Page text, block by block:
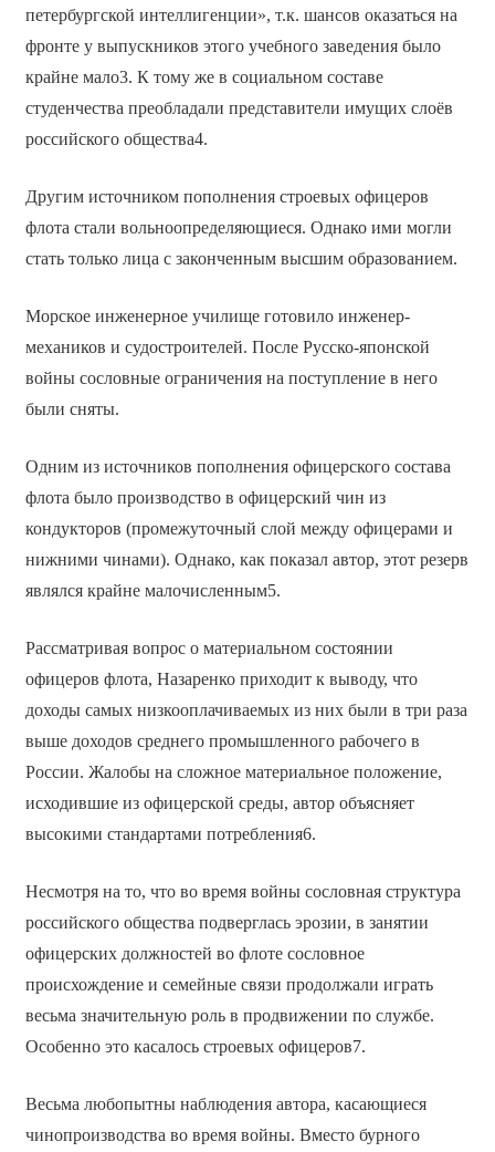
петербургской интеллигенции», т.к. шансов оказаться на
фронте у выпускников этого учебного заведения было
крайне мало3. К тому же в социальном составе
студенчества преобладали представители имущих слоёв
российского общества4.
Другим источником пополнения строевых офицеров
флота стали вольноопределяющиеся. Однако ими могли
стать только лица с законченным высшим образованием.
Морское инженерное училище готовило инженер-
механиков и судостроителей. После Русско-японской
войны сословные ограничения на поступление в него
были сняты.
Одним из источников пополнения офицерского состава
флота было производство в офицерский чин из
кондукторов (промежуточный слой между офицерами и
нижними чинами). Однако, как показал автор, этот резерв
являлся крайне малочисленным5.
Рассматривая вопрос о материальном состоянии
офицеров флота, Назаренко приходит к выводу, что
доходы самых низкооплачиваемых из них были в три раза
выше доходов среднего промышленного рабочего в
России. Жалобы на сложное материальное положение,
исходившие из офицерской среды, автор объясняет
высокими стандартами потребления6.
Несмотря на то, что во время войны сословная структура
российского общества подверглась эрозии, в занятии
офицерских должностей во флоте сословное
происхождение и семейные связи продолжали играть
весьма значительную роль в продвижении по службе.
Особенно это касалось строевых офицеров7.
Весьма любопытны наблюдения автора, касающиеся
чинопроизводства во время войны. Вместо бурного